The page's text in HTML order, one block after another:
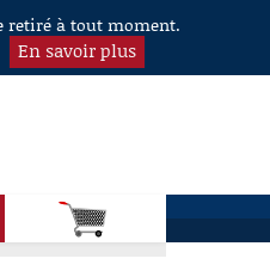
retiré à tout moment.
En savoir plus